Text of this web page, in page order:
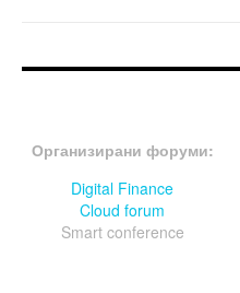
Организирани форуми:
Digital Finance
Cloud forum
Smart conference